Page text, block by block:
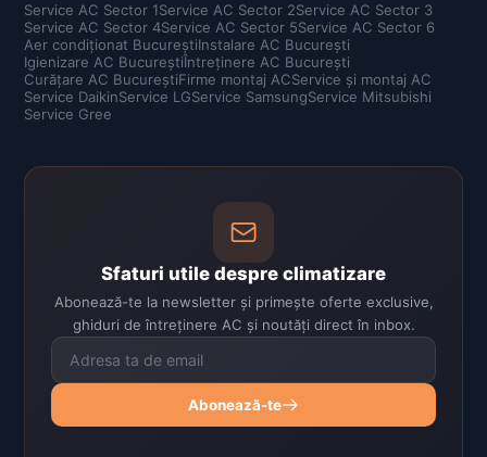
Service AC Sector 1Service AC Sector 2Service AC Sector 3
Service AC Sector 4Service AC Sector 5Service AC Sector 6
Aer condiționat BucureștiInstalare AC București
Igienizare AC BucureștiÎntreținere AC București
Curățare AC BucureștiFirme montaj ACService și montaj AC
Service DaikinService LGService SamsungService Mitsubishi
Service Gree
Sfaturi utile despre climatizare
Abonează-te la newsletter și primește oferte exclusive,
ghiduri de întreținere AC și noutăți direct în inbox.
Abonează-te